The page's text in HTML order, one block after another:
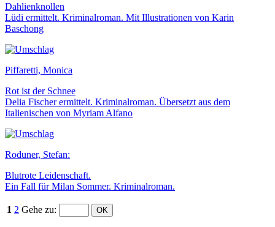
Dahlienknollen
Lüdi ermittelt. Kriminalroman. Mit Illustrationen von Karin
Baschong
Piffaretti, Monica
Rot ist der Schnee
Delia Fischer ermittelt. Kriminalroman. Übersetzt aus dem
Italienischen von Myriam Alfano
Roduner, Stefan:
Blutrote Leidenschaft.
Ein Fall für Milan Sommer. Kriminalroman.
1 2 Gehe zu: